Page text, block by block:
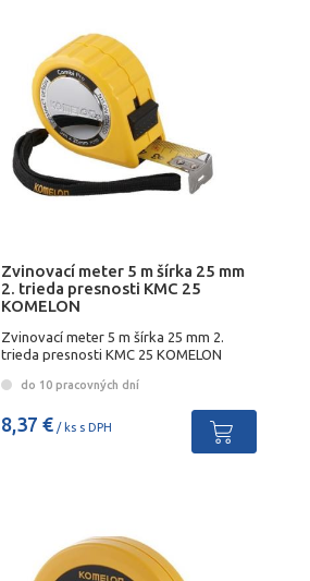
Zvinovací meter 5 m šírka 25 mm
2. trieda presnosti KMC 25
KOMELON
Zvinovací meter 5 m šírka 25 mm 2.
trieda presnosti KMC 25 KOMELON
do 10 pracovných dní
8,37 € / ks s DPH